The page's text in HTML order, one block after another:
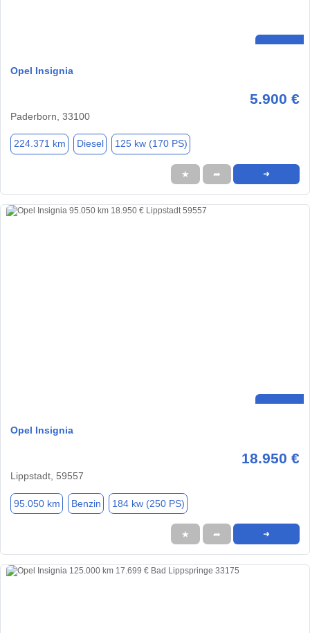
Opel Insignia
5.900 €
Paderborn, 33100
224.371 km Diesel 125 kw (170 PS)
★ ➦ ➜
Opel Insignia
18.950 €
Lippstadt, 59557
95.050 km Benzin 184 kw (250 PS)
★ ➦ ➜